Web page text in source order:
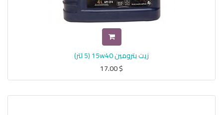
زيت بترومين 15w40 (5 لتر)
$
17.00